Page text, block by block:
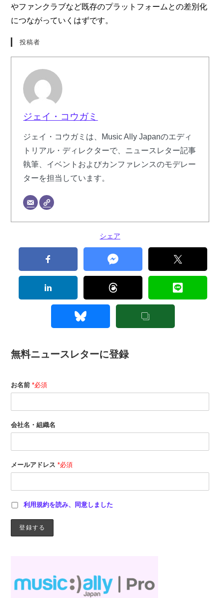
やファンクラブなど既存のプラットフォームとの差別化
につながっていくはずです。
投稿者
ジェイ・コウガミ
ジェイ・コウガミは、Music Ally Japanのエディ
トリアル・ディレクターで、ニュースレター記事
執筆、イベントおよびカンファレンスのモデレー
ターを担当しています。
シェア
無料ニュースレターに登録
お名前*必須
会社名・組織名
メールアドレス*必須
利用規約を読み、同意しました